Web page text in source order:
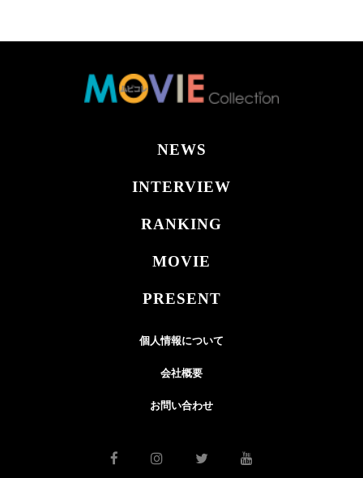
NEWS
INTERVIEW
RANKING
MOVIE
PRESENT
個人情報について
会社概要
お問い合わせ